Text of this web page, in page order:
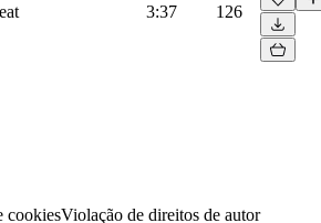
3:37 126
cookiesViolação de direitos de autor